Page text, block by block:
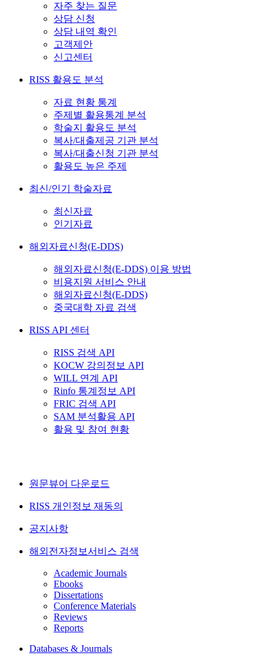
자주 찾는 질문
상담 신청
상담 내역 확인
고객제안
신고센터
RISS 활용도 분석
자료 현황 통계
주제별 활용통계 분석
학술지 활용도 분석
복사/대출제공 기관 분석
복사/대출신청 기관 분석
활용도 높은 주제
최신/인기 학술자료
최신자료
인기자료
해외자료신청(E-DDS)
해외자료신청(E-DDS) 이용 방법
비용지원 서비스 안내
해외자료신청(E-DDS)
중국대학 자료 검색
RISS API 센터
RISS 검색 API
KOCW 강의정보 API
WILL 연계 API
Rinfo 통계정보 API
FRIC 검색 API
SAM 분석활용 API
활용 및 참여 현황
원문뷰어 다운로드
RISS 개인정보 재동의
공지사항
해외전자정보서비스 검색
Academic Journals
Ebooks
Dissertations
Conference Materials
Reviews
Reports
Databases & Journals